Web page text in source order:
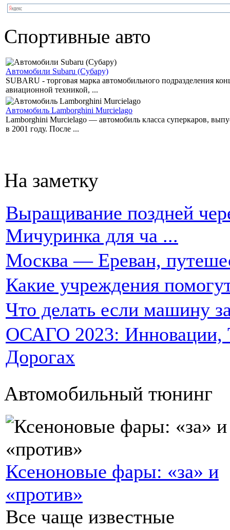
Спортивные авто
Автомобили Subaru (Субару)
SUBARU - торговая марка автомобильного подразделения
авиационной техникой, ...
Автомобиль Lamborghini Murcielago
Lamborghini Murcielago — автомобиль класса суперкаров,
в 2001 году. После ...
На заметку
Выращивание поздней
Мичуринка для ча ...
Москва — Ереван,
Какие учреждения
Что делать если машину
ОСАГО 2023: Инновации,
Дорогах
Автомобильный тюнинг
Ксеноновые фары: «за» и
«против»
Все чаще известные